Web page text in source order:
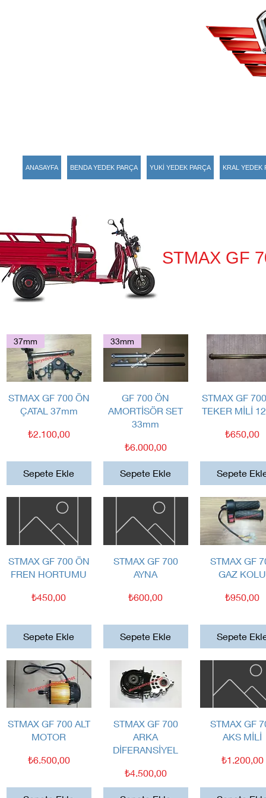
ANASAYFA BENDA YEDEK PARÇA YUKİ YEDEK PARÇA KRAL YEDEK
STMAX GF
Hızlı Bakış
37mm
STMAX GF 700 ÖN
ÇATAL 37mm
Fiyat
₺2.100,00
Sepete Ekle
Hızlı Bakış
33mm
GF 700 ÖN
AMORTİSÖR SET
33mm
Fiyat
₺6.000,00
Sepete Ekle
Hızlı Bakış
STMAX GF
TEKER MİLİ
Fiyat
₺650,00
Sepete
Hızlı Bakış
STMAX GF 700 ÖN
FREN HORTUMU
Fiyat
₺450,00
Sepete Ekle
Hızlı Bakış
STMAX GF 700
AYNA
Fiyat
₺600,00
Sepete Ekle
Hızlı Bakış
STMAX GF
GAZ KOLU
Fiyat
₺950,00
Sepete
Hızlı Bakış
STMAX GF 700 ALT
MOTOR
Fiyat
₺6.500,00
Hızlı Bakış
STMAX GF 700
ARKA
DİFERANSİYEL
Fiyat
₺4.500,00
Hızlı Bakış
STMAX GF
AKS MİLİ
Fiyat
₺1.200,00